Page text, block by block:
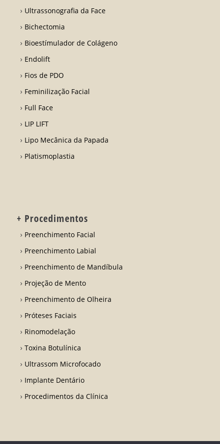
Ultrassonografia da Face
Bichectomia
Bioestímulador de Colágeno
Endolift
Fios de PDO
Feminilização Facial
Full Face
LIP LIFT
Lipo Mecânica da Papada
Platismoplastia
+ Procedimentos
Preenchimento Facial
Preenchimento Labial
Preenchimento de Mandíbula
Projeção de Mento
Preenchimento de Olheira
Próteses Faciais
Rinomodelação
Toxina Botulínica
Ultrassom Microfocado
Implante Dentário
Procedimentos da Clínica